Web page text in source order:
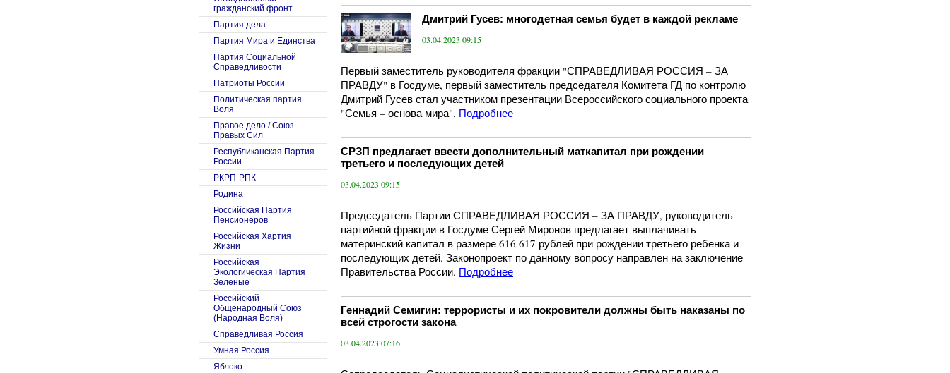
Дмитрий Гусев: многодетная семья будет в каждой рекламе
03.04.2023 09:15
Первый заместитель руководителя фракции "СПРАВЕДЛИВАЯ РОССИЯ – ЗА
ПРАВДУ" в Госдуме, первый заместитель председателя Комитета ГД по контролю
Дмитрий Гусев стал участником презентации Всероссийского социального проекта
"Семья – основа мира". Подробнее
СРЗП предлагает ввести дополнительный маткапитал при рождении
третьего и последующих детей
03.04.2023 09:15
Председатель Партии СПРАВЕДЛИВАЯ РОССИЯ – ЗА ПРАВДУ, руководитель
партийной фракции в Госдуме Сергей Миронов предлагает выплачивать
материнский капитал в размере 616 617 рублей при рождении третьего ребенка и
последующих детей. Законопроект по данному вопросу направлен на заключение
Правительства России. Подробнее
Геннадий Семигин: террористы и их покровители должны быть наказаны по
всей строгости закона
03.04.2023 07:16
гражданский фронт
Партия дела
Партия Мира и Единства
Партия Социальной
Справедливости
Патриоты России
Политическая партия
Воля
Правое дело / Союз
Правых Сил
Республиканская Партия
России
РКРП-РПК
Родина
Российская Партия
Пенсионеров
Российская Хартия
Жизни
Российская
Экологическая Партия
Зеленые
Российский
Общенародный Союз
(Народная Воля)
Справедливая Россия
Умная Россия
Яблоко